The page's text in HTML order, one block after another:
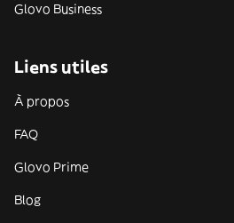
Glovo Business
Liens utiles
À propos
FAQ
Glovo Prime
Blog